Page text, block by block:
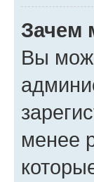
Зачем
Вы
менее